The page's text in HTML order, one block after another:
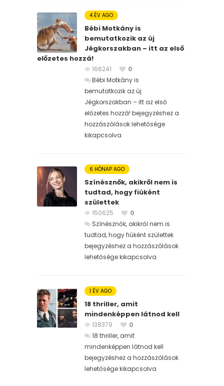
4 ÉV AGO
Bébi Motkány is
bemutatkozik az új
Jégkorszakban – itt az első
előzetes hozzá!
166241
0
Bébi Motkány is
bemutatkozik az új
Jégkorszakban – itt az első
előzetes hozzá! bejegyzéshez a
hozzászólások lehetősége
kikapcsolva
6 HÓNAP AGO
Színésznők, akikről nem is
tudtad, hogy fiúként
születtek
150625
0
Színésznők, akikről nem is
tudtad, hogy fiúként születtek
bejegyzéshez a hozzászólások
lehetősége kikapcsolva
1 ÉV AGO
18 thriller, amit
mindenképpen látnod kell
138379
0
18 thriller, amit
mindenképpen látnod kell
bejegyzéshez a hozzászólások
lehetősége kikapcsolva